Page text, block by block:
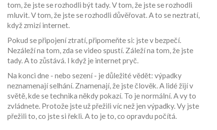
tom, že jste se rozhodli být tady. V tom, že jste se rozhodli
mluvit. V tom, že jste se rozhodli důvěřovat. A to se neztratí,
když zmizí internet.
Pokud se připojení ztratí, připomeňte si: jste v bezpečí.
Nezáleží na tom, zda se video spustí. Záleží na tom, že jste
tady. A to zůstává. I když je internet pryč.
Na konci dne - nebo sezení - je důležité vědět: výpadky
neznamenají selhání. Znamenají, že jste člověk. A lidé žijí v
světě, kde se technika někdy pokazí. To je normální. A vy to
zvládnete. Protože jste už přežili víc než jen výpadky. Vy jste
přežili to, co jste si řekli. A to je to, co opravdu počítá.